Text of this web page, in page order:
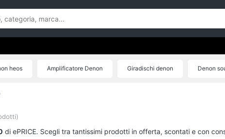
heos Amplificatore Denon Giradischi denon Denon
di ePRICE. Scegli tra tantissimi prodotti in offerta, scontati e con